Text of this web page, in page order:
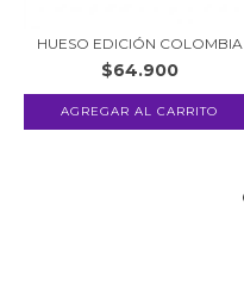
HUESO EDICIÓN COLOMBIA
$64.900